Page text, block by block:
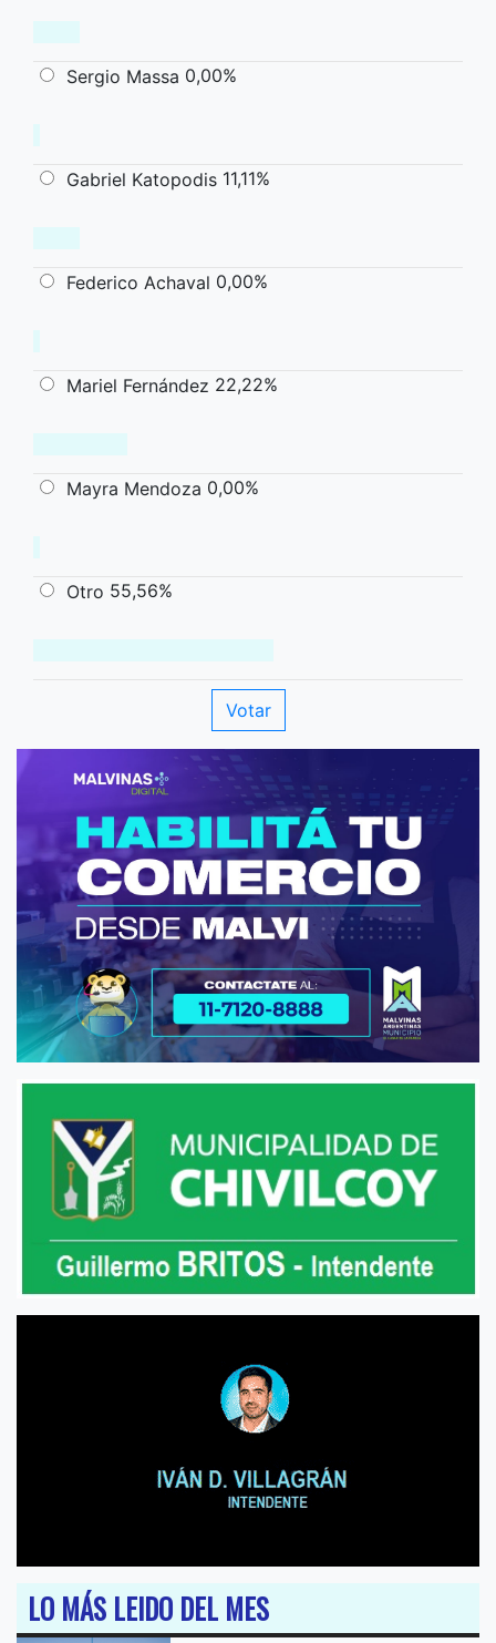
Sergio Massa 0,00%
Gabriel Katopodis 11,11%
Federico Achaval 0,00%
Mariel Fernández 22,22%
Mayra Mendoza 0,00%
Otro 55,56%
LO MÁS LEIDO DEL MES